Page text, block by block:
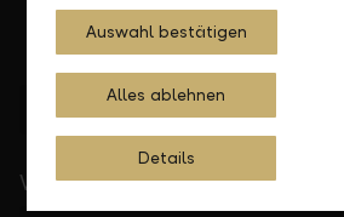
Wichtige Links
Auswahl bestätigen
Alles ablehnen
Details